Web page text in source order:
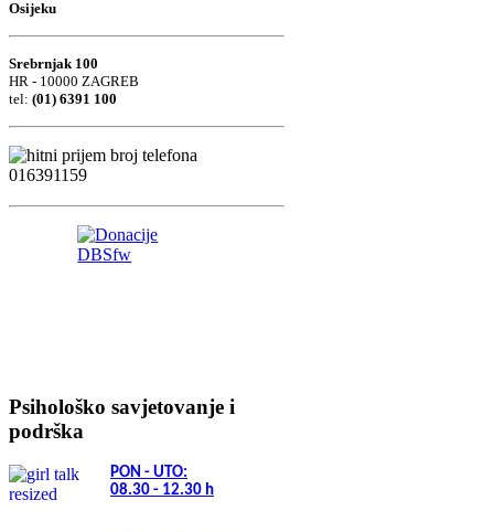
Osijeku
Srebrnjak 100
HR - 10000 ZAGREB
tel: (01) 6391 100
Psihološko savjetovanje i
podrška
PON - UTO:
08.30 - 12.30 h